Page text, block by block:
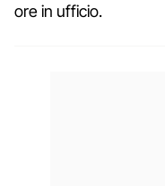
ore in ufficio.